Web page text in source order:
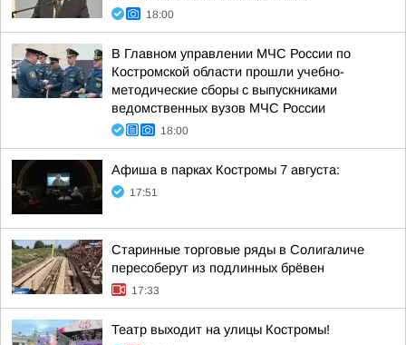
18:00
В Главном управлении МЧС России по
Костромской области прошли учебно-
методические сборы с выпускниками
ведомственных вузов МЧС России
18:00
Афиша в парках Костромы 7 августа:
17:51
Старинные торговые ряды в Солигаличе
пересоберут из подлинных брёвен
17:33
Театр выходит на улицы Костромы!